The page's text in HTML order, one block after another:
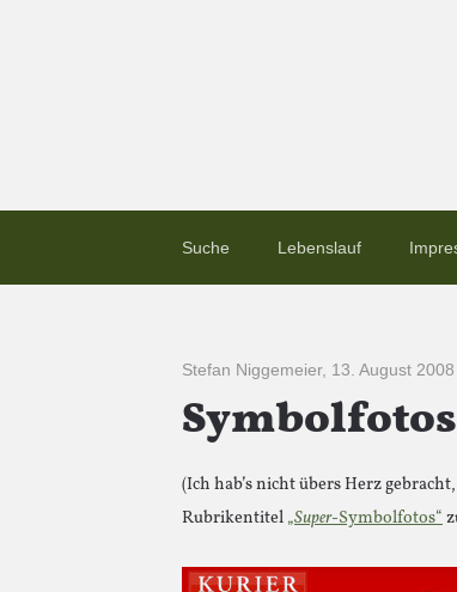
Suche Lebenslauf
Stefan Niggemeier, 13. August 2008
(Ich hab’s nicht übers Herz
Rubrikentitel „Super-Symbolfotos“